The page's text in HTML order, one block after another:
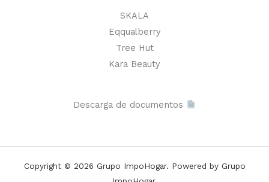
SKALA
Eqqualberry
Tree Hut
Kara Beauty
Descarga de documentos
Copyright © 2026 Grupo ImpoHogar. Powered by Grupo